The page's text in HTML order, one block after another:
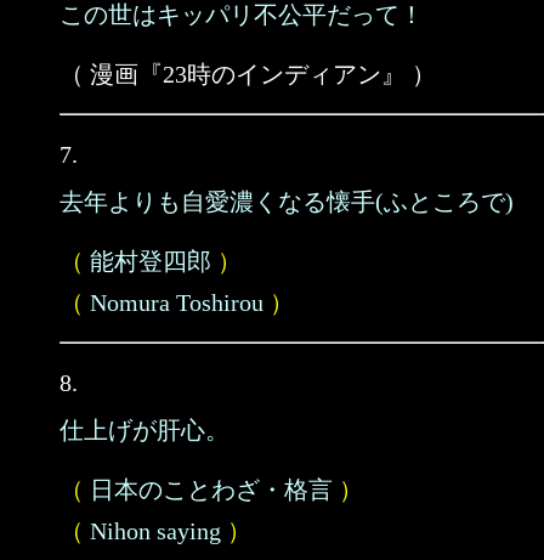
この世はキッパリ不公平だって！
（ 漫画『23時のインディアン』 ）
7.
去年よりも自愛濃くなる懐手(ふところで)
（ 能村登四郎 ）
（ Nomura Toshirou ）
8.
仕上げが肝心。
（ 日本のことわざ・格言 ）
（ Nihon saying ）